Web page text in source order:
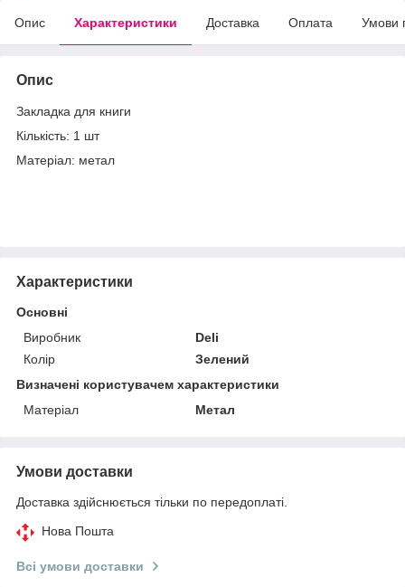
Опис Характеристики Доставка Оплата Умови
Опис
Закладка для книги
Кількість: 1 шт
Матеріал: метал
Характеристики
Основні
Виробник
Deli
Колір
Зелений
Визначені користувачем характеристики
Матеріал
Метал
Умови доставки
Доставка здійснюється тільки по передоплаті.
Нова Пошта
Всі умови доставки